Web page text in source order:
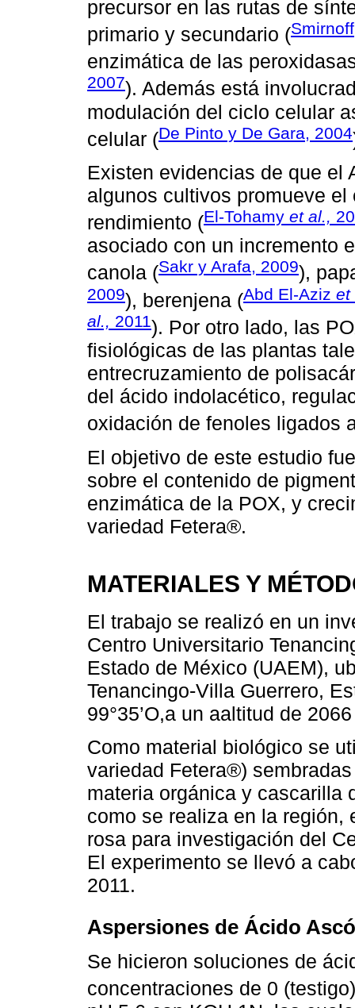
precursor en las rutas de
primario y secundario (
enzimática de las
2007). Además está
modulación del ciclo celular
celular (De Pinto y De Gara, 2004
Existen evidencias de que el
algunos cultivos promueve
rendimiento (El-Tohamy et al.,
asociado con un incremento
canola (Sakr y Arafa, 2009),
2009), berenjena (Abd El-Aziz et
al., 2011). Por otro lado, las
fisiológicas de las plantas
entrecruzamiento de
del ácido indolacético,
oxidación de fenoles ligados
El objetivo de este estudio
sobre el contenido de
enzimática de la POX, y
variedad Fetera®.
MATERIALES Y
El trabajo se realizó en un
Centro Universitario
Estado de México (UAEM),
Tenancingo-Villa Guerrero,
99°35’O,a un aaltitud de
Como material biológico se
variedad Fetera®)
materia orgánica y cascarilla
como se realiza en la región,
rosa para investigación del
El experimento se llevó a
2011.
Aspersiones de Ácido
Se hicieron soluciones de
concentraciones de 0